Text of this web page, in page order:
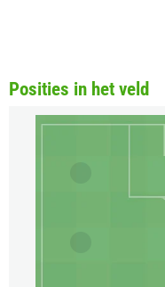
Posities in het veld